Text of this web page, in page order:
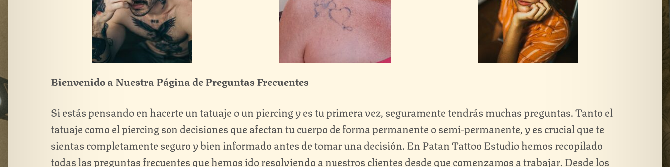
Bienvenido a Nuestra Página de Preguntas Frecuentes
Si estás pensando en hacerte un tatuaje o un piercing y es tu primera vez, seguramente tendrás muchas preguntas. Tanto el
tatuaje como el piercing son decisiones que afectan tu cuerpo de forma permanente o semi-permanente, y es crucial que te
sientas completamente seguro y bien informado antes de tomar una decisión. En Patan Tattoo Estudio hemos recopilado
todas las preguntas frecuentes que hemos ido resolviendo a nuestros clientes desde que comenzamos a trabajar. Desde los